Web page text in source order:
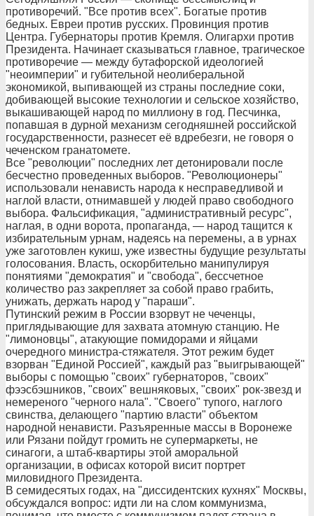
противоречий. "Все против всех". Богатые против
бедных. Евреи против русских. Провинция против
Центра. Губернаторы против Кремля. Олигархи против
Президента. Начинает сказываться главное, трагическое
противоречие — между бутафорской идеологией
"неоимперии" и губительной неолиберальной
экономикой, выпивающей из страны последние соки,
добивающей высокие технологии и сельское хозяйство,
выкашивающей народ по миллиону в год. Песчинка,
попавшая в дурной механизм сегодняшней российской
государственности, разнесет её вдребезги, не говоря о
чеченском гранатомете.
Все "революции" последних лет детонировали после
бесчестно проведенных выборов. "Революционеры"
использовали ненависть народа к несправедливой и
наглой власти, отнимавшей у людей право свободного
выбора. Фальсификация, "административный ресурс",
наглая, в одни ворота, пропаганда, — народ тащится к
избирательным урнам, надеясь на перемены, а в урнах
уже заготовлен кукиш, уже известны будущие результаты
голосования. Власть, оскорбительно манипулируя
понятиями "демократия" и "свобода", бессчетное
количество раз закрепляет за собой право грабить,
унижать, держать народ у "параши".
Путинский режим в России взорвут не чеченцы,
приглядывающие для захвата атомную станцию. Не
"лимоновцы", атакующие помидорами и яйцами
очередного министра-стяжателя. Этот режим будет
взорван "Единой Россией", каждый раз "выигрывающей"
выборы с помощью "своих" губернаторов, "своих"
фээсбэшников, "своих" вешняковых, "своих" рок-звезд и
немереного "черного нала". "Своего" тупого, наглого
свинства, делающего "партию власти" объектом
народной ненависти. Разъяренные массы в Воронеже
или Рязани пойдут громить не супермаркеты, не
синагоги, а штаб-квартиры этой аморальной
организации, в офисах которой висит портрет
миловидного Президента.
В семидесятых годах, на "диссидентских кухнях" Москвы,
обсуждался вопрос: идти ли на слом коммунизма,